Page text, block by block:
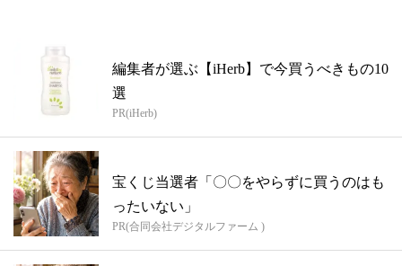
編集者が選ぶ【iHerb】で今買うべきもの10
選
PR(iHerb)
宝くじ当選者「〇〇をやらずに買うのはも
ったいない」
PR(合同会社デジタルファーム )